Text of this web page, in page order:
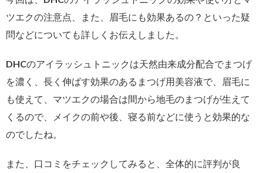
ツエクの注意点、また、眉毛にも効果あるの？といった疑
問などについても詳しくお伝えしました。
DHCのアイラッシュトニックは天然由来成分配合でまつげ
を濃く、長く伸ばす効果のあるまつげ用美容液で、眉毛に
も使えて、マツエクの場合は間から地毛のまつげが生えて
くるので、メイクの前や後、寝る前などに使うと効果的な
のでしたね。
また、口コミをチェックしてみると、全体的に評判が良